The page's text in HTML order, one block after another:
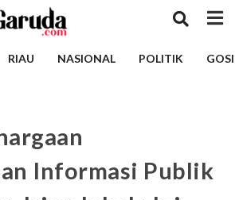
RIAU NASIONAL POLITIK
Informasi Publik